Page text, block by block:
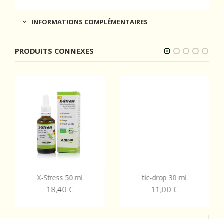
INFORMATIONS COMPLÉMENTAIRES
PRODUITS CONNEXES
X-Stress 50 ml
18,40 €
tic-drop 30 ml
11,00 €